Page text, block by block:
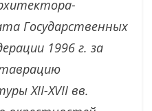
Государственных
1996 г. за
XII-XVII вв.